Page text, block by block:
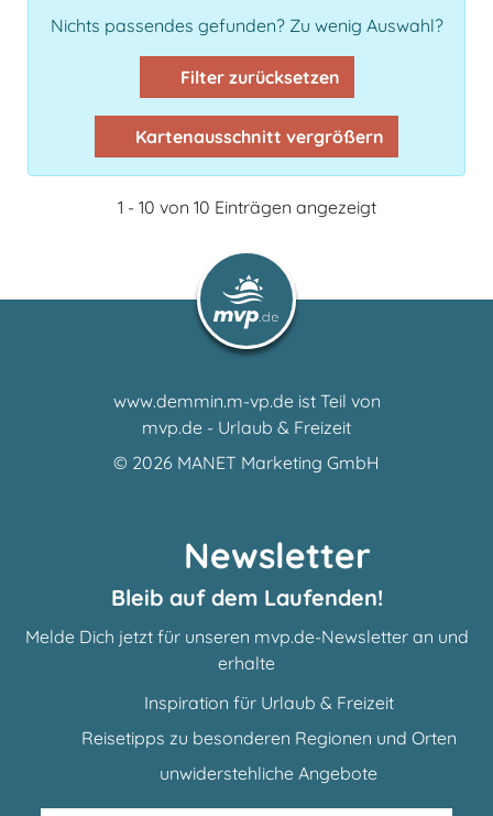
Nichts passendes gefunden? Zu wenig Auswahl?
Filter zurücksetzen
Kartenausschnitt vergrößern
1 - 10 von 10 Einträgen angezeigt
www.demmin.m-vp.de ist Teil von
mvp.de - Urlaub & Freizeit
© 2026 MANET Marketing GmbH
Newsletter
Bleib auf dem Laufenden!
Melde Dich jetzt für unseren mvp.de-Newsletter an und
erhalte
Inspiration für Urlaub & Freizeit
Reisetipps zu besonderen Regionen und Orten
unwiderstehliche Angebote